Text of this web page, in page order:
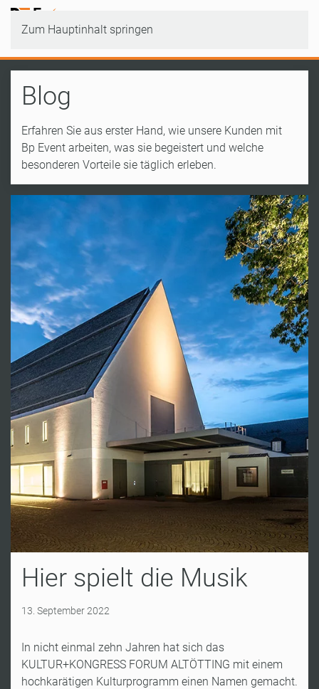
Zum Hauptinhalt springen
Blog
Erfahren Sie aus erster Hand, wie unsere Kunden mit
Bp Event arbeiten, was sie begeistert und welche
besonderen Vorteile sie täglich erleben.
Hier spielt die Musik
13. September 2022
In nicht einmal zehn Jahren hat sich das
KULTUR+KONGRESS FORUM ALTÖTTING mit einem
hochkarätigen Kulturprogramm einen Namen gemacht.